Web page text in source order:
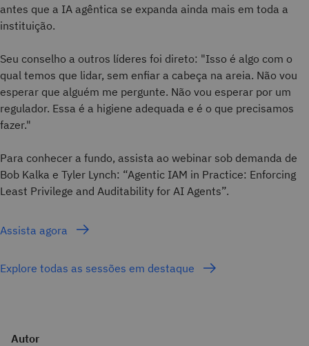
antes que a IA agêntica se expanda ainda mais em toda a
instituição.
Seu conselho a outros líderes foi direto: "Isso é algo com o
qual temos que lidar, sem enfiar a cabeça na areia. Não vou
esperar que alguém me pergunte. Não vou esperar por um
regulador. Essa é a higiene adequada e é o que precisamos
fazer."
Para conhecer a fundo, assista ao webinar sob demanda de
Bob Kalka e Tyler Lynch: “Agentic IAM in Practice: Enforcing
Least Privilege and Auditability for AI Agents”.
Assista agora
Explore todas as sessões em destaque
Autor